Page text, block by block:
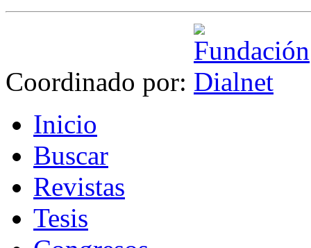
Coordinado por:
Inicio
Buscar
Revistas
Tesis